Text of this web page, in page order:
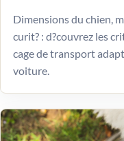
Dimensions du chien,
curit? : d?couvrez les
cage de transport
voiture.